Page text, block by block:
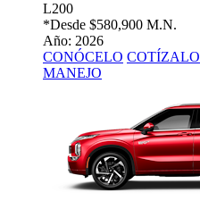
L200
*Desde $580,900 M.N.
Año: 2026
CONÓCELO COTÍZALO
MANEJO